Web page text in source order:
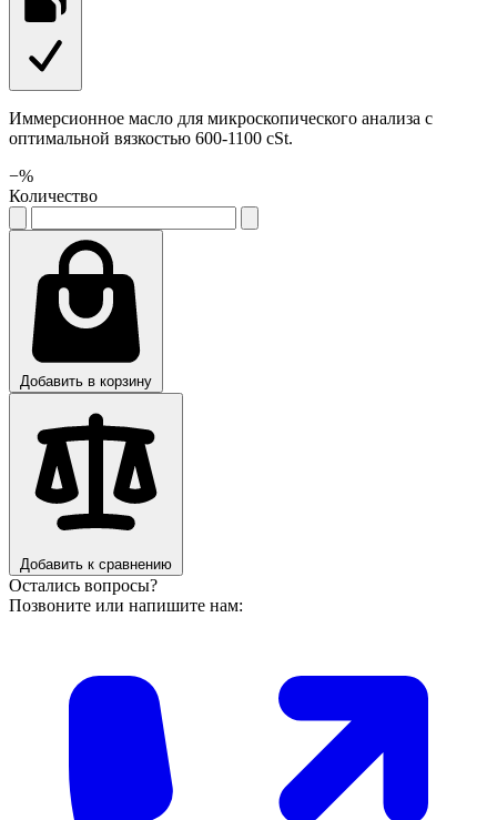
Иммерсионное масло для микроскопического анализа с
оптимальной вязкостью 600-1100 cSt.
−%
Количество
Добавить в корзину
Добавить к сравнению
Остались вопросы?
Позвоните или напишите нам: